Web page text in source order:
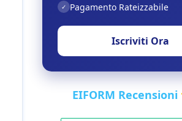
✓ Pagamento Rateizzabile
Iscriviti Ora
EIFORM Recensioni